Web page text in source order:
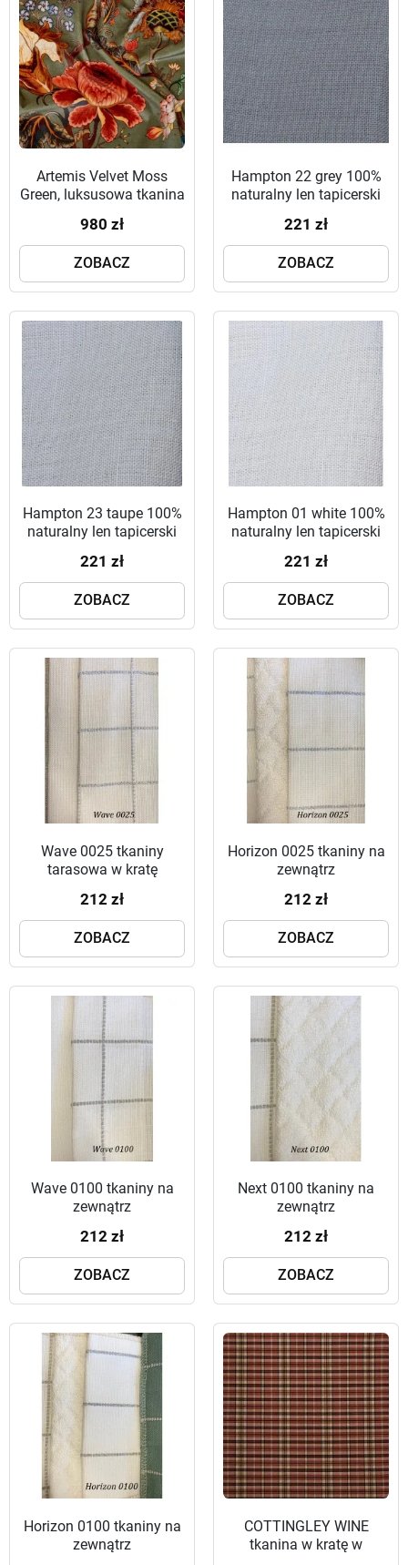
Artemis Velvet Moss
Green, luksusowa tkanina
980 zł
ZOBACZ
Hampton 22 grey 100%
naturalny len tapicerski
221 zł
ZOBACZ
Hampton 23 taupe 100%
naturalny len tapicerski
221 zł
ZOBACZ
Hampton 01 white 100%
naturalny len tapicerski
221 zł
ZOBACZ
Wave 0025 tkaniny
tarasowa w kratę
212 zł
ZOBACZ
Horizon 0025 tkaniny na
zewnątrz
212 zł
ZOBACZ
Wave 0100 tkaniny na
zewnątrz
212 zł
ZOBACZ
Next 0100 tkaniny na
zewnątrz
212 zł
ZOBACZ
Horizon 0100 tkaniny na
zewnątrz
COTTINGLEY WINE
tkanina w kratę w